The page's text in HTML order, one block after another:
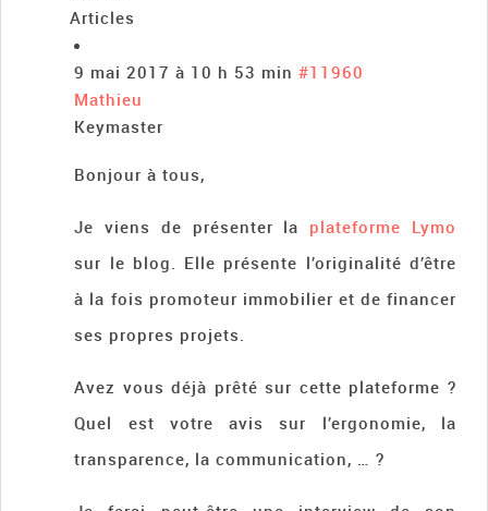
Articles
9 mai 2017 à 10 h 53 min #11960
Mathieu
Keymaster
Bonjour à tous,
Je viens de présenter la plateforme Lymo
sur le blog. Elle présente l’originalité d’être
à la fois promoteur immobilier et de financer
ses propres projets.
Avez vous déjà prêté sur cette plateforme ?
Quel est votre avis sur l’ergonomie, la
transparence, la communication, … ?